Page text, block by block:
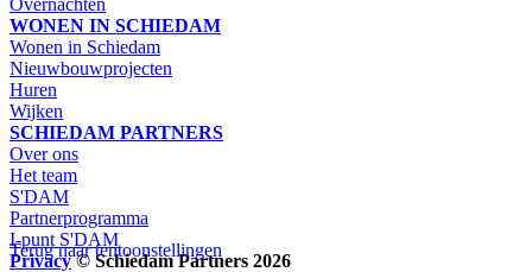
Terug naar tentoonstellingen
Overnachten
WONEN IN SCHIEDAM
Wonen in Schiedam
Nieuwbouwprojecten
Huren
Wijken
SCHIEDAM PARTNERS
Over ons
Het team
S'DAM
Partnerprogramma
I-punt S'DAM
Privacy © Schiedam Partners 2026